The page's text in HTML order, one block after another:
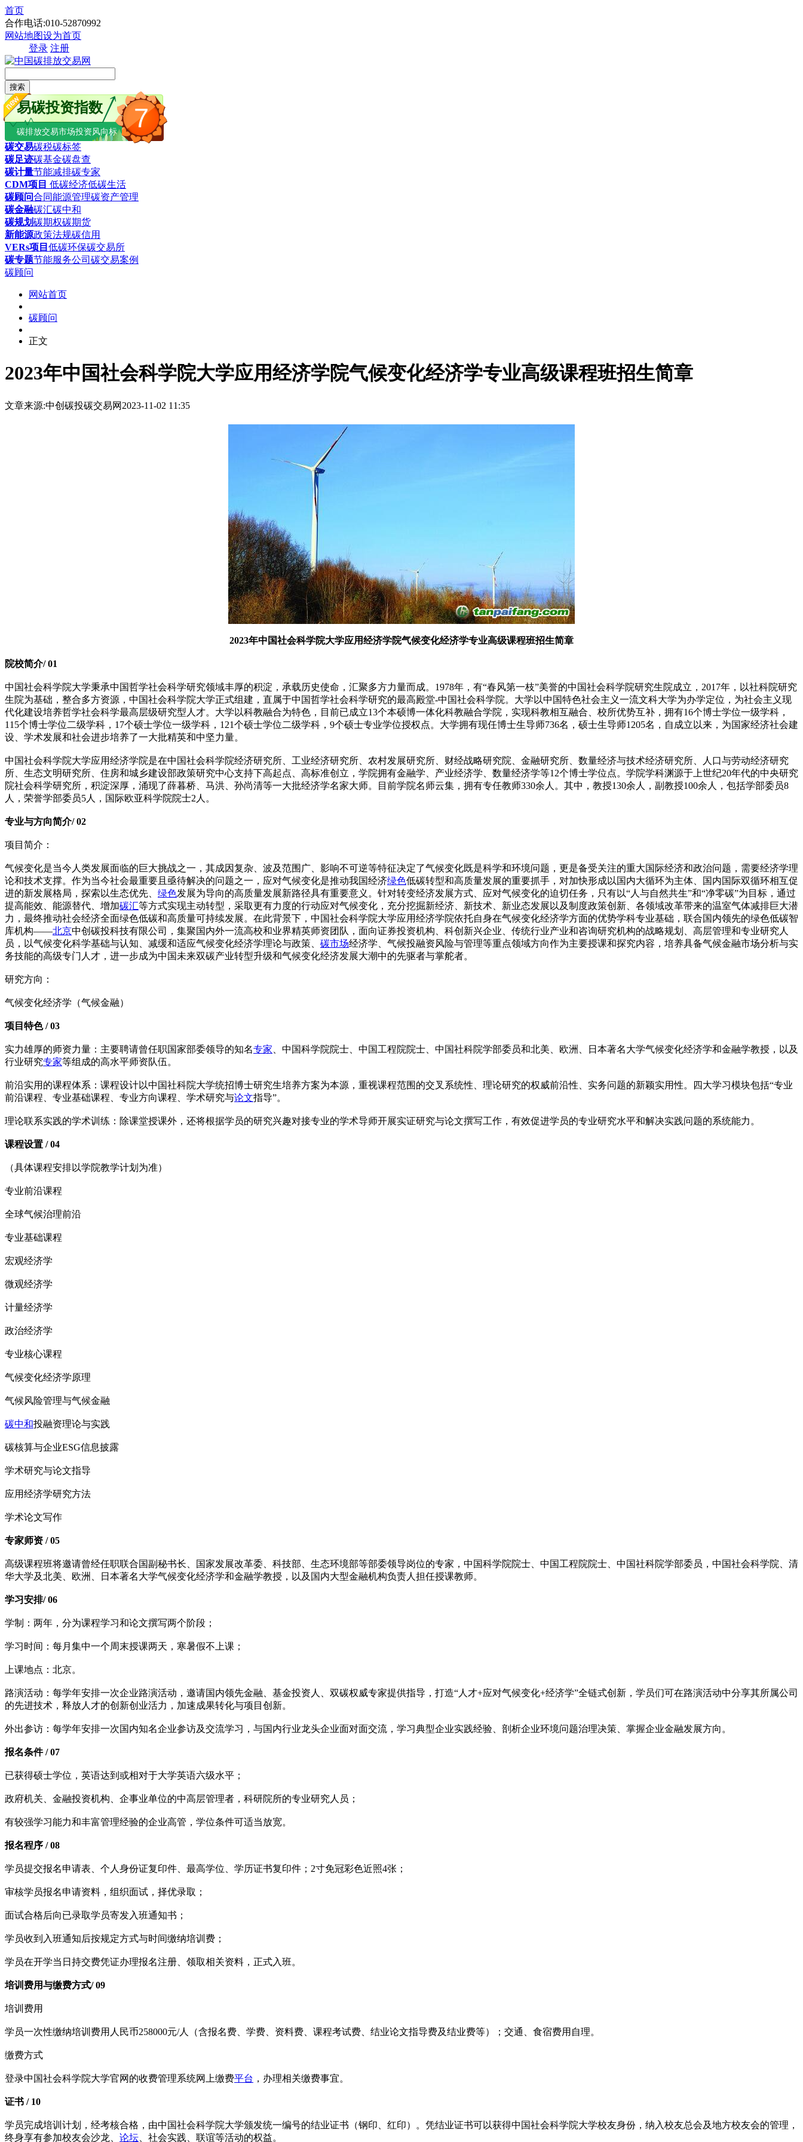
首页
合作电话:010-52870992
网站地图设为首页
登录 注册
搜索
7
易碳投资指数
碳排放交易市场投资风向标
碳交易碳税碳标签
碳足迹碳基金碳盘查
碳计量节能减排碳专家
CDM项目 低碳经济低碳生活
碳顾问合同能源管理碳资产管理
碳金融碳汇碳中和
碳规划碳期权碳期货
新能源政策法规碳信用
VERs项目 低碳环保碳交易所
碳专题节能服务公司 碳交易案例
碳顾问
网站首页
碳顾问
正文
2023年中国社会科学院大学应用经济学院气候变化经济学专业高级课程班招生简章
文章来源:中创碳投碳交易网 2023-11-02 11:35
2023年中国社会科学院大学应用经济学院气候变化经济学专业高级课程班招生简章
院校简介/ 01
中国社会科学院大学秉承中国哲学社会科学研究领域丰厚的积淀，承载历史使命，汇聚多方力量而成。1978年，有“春风第一枝”美誉的中国社会科学院研究生院成立，2017年，以社科院研究
生院为基础，整合多方资源，中国社会科学院大学正式组建，直属于中国哲学社会科学研究的最高殿堂-中国社会科学院。大学以中国特色社会主义一流文科大学为办学定位，为社会主义现
代化建设培养哲学社会科学最高层级研究型人才。大学以科教融合为特色，目前已成立13个本硕博一体化科教融合学院，实现科教相互融合、校所优势互补，拥有16个博士学位一级学科，
115个博士学位二级学科，17个硕士学位一级学科，121个硕士学位二级学科，9个硕士专业学位授权点。大学拥有现任博士生导师736名，硕士生导师1205名，自成立以来，为国家经济社会建
设、学术发展和社会进步培养了一大批精英和中坚力量。
中国社会科学院大学应用经济学院是在中国社会科学院经济研究所、工业经济研究所、农村发展研究所、财经战略研究院、金融研究所、数量经济与技术经济研究所、人口与劳动经济研究
所、生态文明研究所、住房和城乡建设部政策研究中心支持下高起点、高标准创立，学院拥有金融学、产业经济学、数量经济学等12个博士学位点。学院学科渊源于上世纪20年代的中央研究
院社会科学研究所，积淀深厚，涌现了薛暮桥、马洪、孙尚清等一大批经济学名家大师。目前学院名师云集，拥有专任教师330余人。其中，教授130余人，副教授100余人，包括学部委员8
人，荣誉学部委员5人，国际欧亚科学院院士2人。
专业与方向简介/ 02
项目简介：
气候变化是当今人类发展面临的巨大挑战之一，其成因复杂、波及范围广、影响不可逆等特征决定了气候变化既是科学和环境问题，更是备受关注的重大国际经济和政治问题，需要经济学理
论和技术支撑。作为当今社会最重要且亟待解决的问题之一，应对气候变化是推动我国经济绿色低碳转型和高质量发展的重要抓手，对加快形成以国内大循环为主体、国内国际双循环相互促
进的新发展格局，探索以生态优先、 绿色发展为导向的高质量发展新路径具有重要意义。针对转变经济发展方式、应对气候变化的迫切任务，只有以“人与自然共生”和“净零碳”为目标，通过
提高能效、能源替代、增加碳汇等方式实现主动转型，采取更有力度的行动应对气候变化，充分挖掘新经济、新技术、新业态发展以及制度政策创新、各领域改革带来的温室气体减排巨大潜
力，最终推动社会经济全面绿色低碳和高质量可持续发展。在此背景下，中国社会科学院大学应用经济学院依托自身在气候变化经济学方面的优势学科专业基础，联合国内领先的绿色低碳智
库机构——北京中创碳投科技有限公司，集聚国内外一流高校和业界精英师资团队，面向证券投资机构、科创新兴企业、传统行业产业和咨询研究机构的战略规划、高层管理和专业研究人
员，以气候变化科学基础与认知、减缓和适应气候变化经济学理论与政策、 碳市场经济学、气候投融资风险与管理等重点领域方向作为主要授课和探究内容，培养具备气候金融市场分析与实
务技能的高级专门人才，进一步成为中国未来双碳产业转型升级和气候变化经济发展大潮中的先驱者与掌舵者。
研究方向：
气候变化经济学（气候金融）
项目特色 / 03
实力雄厚的师资力量：主要聘请曾任职国家部委领导的知名专家 、中国科学院院士、中国工程院院士、中国社科院学部委员和北美、欧洲、日本著名大学气候变化经济学和金融学教授，以及
行业研究专家等组成的高水平师资队伍。
前沿实用的课程体系：课程设计以中国社科院大学统招博士研究生培养方案为本源，重视课程范围的交叉系统性、理论研究的权威前沿性、实务问题的新颖实用性。四大学习模块包括“专业
前沿课程、专业基础课程、专业方向课程、学术研究与论文指导”。
理论联系实践的学术训练：除课堂授课外，还将根据学员的研究兴趣对接专业的学术导师开展实证研究与论文撰写工作，有效促进学员的专业研究水平和解决实践问题的系统能力。
课程设置 / 04
（具体课程安排以学院教学计划为准）
专业前沿课程
全球气候治理前沿
专业基础课程
宏观经济学
微观经济学
计量经济学
政治经济学
专业核心课程
气候变化经济学原理
气候风险管理与气候金融
碳中和投融资理论与实践
碳核算与企业ESG信息披露
学术研究与论文指导
应用经济学研究方法
学术论文写作
专家师资 / 05
高级课程班将邀请曾经任职联合国副秘书长、国家发展改革委、科技部、生态环境部等部委领导岗位的专家，中国科学院院士、中国工程院院士、中国社科院学部委员，中国社会科学院、清
华大学及北美、欧洲、日本著名大学气候变化经济学和金融学教授，以及国内大型金融机构负责人担任授课教师。
学习安排/ 06
学制：两年，分为课程学习和论文撰写两个阶段；
学习时间：每月集中一个周末授课两天，寒暑假不上课；
上课地点：北京。
路演活动：每学年安排一次企业路演活动，邀请国内领先金融、基金投资人、双碳权威专家提供指导，打造“人才+应对气候变化+经济学”全链式创新，学员们可在路演活动中分享其所属公司
的先进技术，释放人才的创新创业活力，加速成果转化与项目创新。
外出参访：每学年安排一次国内知名企业参访及交流学习，与国内行业龙头企业面对面交流，学习典型企业实践经验、剖析企业环境问题治理决策、掌握企业金融发展方向。
报名条件 / 07
已获得硕士学位，英语达到或相对于大学英语六级水平；
政府机关、金融投资机构、企事业单位的中高层管理者，科研院所的专业研究人员；
有较强学习能力和丰富管理经验的企业高管，学位条件可适当放宽。
报名程序 / 08
学员提交报名申请表、个人身份证复印件、最高学位、学历证书复印件；2寸免冠彩色近照4张；
审核学员报名申请资料，组织面试，择优录取；
面试合格后向已录取学员寄发入班通知书；
学员收到入班通知后按规定方式与时间缴纳培训费；
学员在开学当日持交费凭证办理报名注册、领取相关资料，正式入班。
培训费用与缴费方式/ 09
培训费用
学员一次性缴纳培训费用人民币258000元/人（含报名费、学费、资料费、课程考试费、结业论文指导费及结业费等）；交通、食宿费用自理。
缴费方式
登录中国社会科学院大学官网的收费管理系统网上缴费平台 ，办理相关缴费事宜。
证书 / 10
学员完成培训计划，经考核合格，由中国社会科学院大学颁发统一编号的结业证书（钢印、红印）。凭结业证书可以获得中国社会科学院大学校友身份，纳入校友总会及地方校友会的管理，
终身享有参加校友会沙龙、 论坛 、社会实践、联谊等活动的权益。